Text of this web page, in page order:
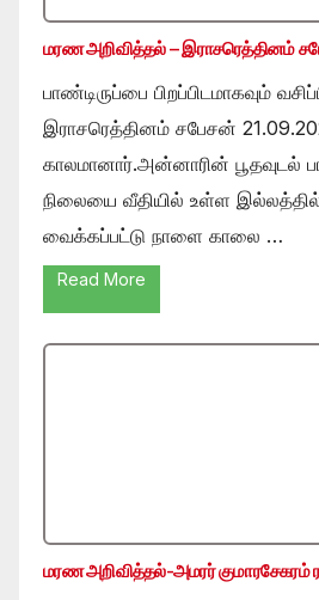
மரண அறிவித்தல் – இராசரெத்தினம்
பாண்டிருப்பை பிறப்பிடமாகவும்
இராசரெத்தினம் சபேசன்
காலமானார்.அன்னாரின் பூதவுடல்
நிலையை வீதியில் உள்ள
வைக்கப்பட்டு நாளை காலை …
Read More
மரண அறிவித்தல்-அமரர் குமாரசேகரம்